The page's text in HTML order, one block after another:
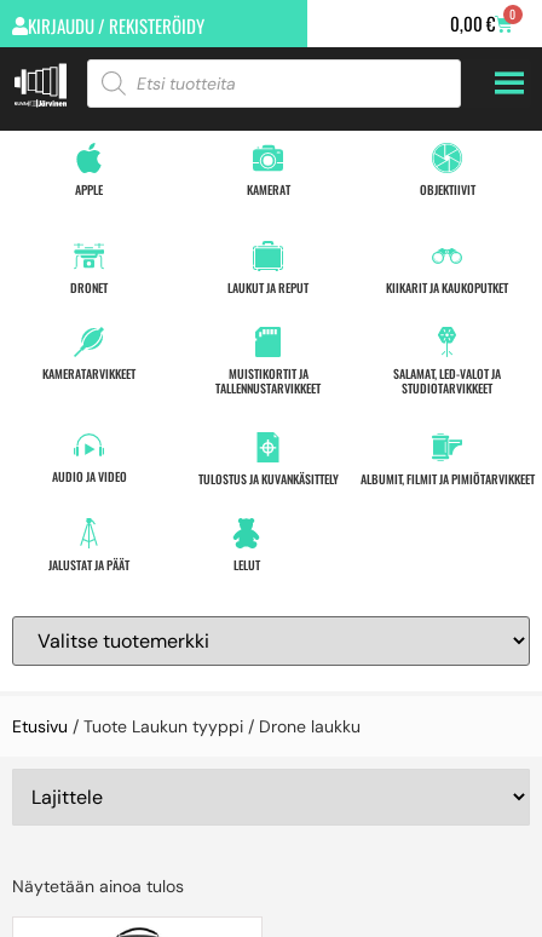
KIRJAUDU / REKISTERÖIDY 0,00€ 0
APPLE
DRONET
KAMERAT
LAUKUT JA REPUT
OBJEKTIIVIT
KIIKARIT JA KAUKOPUTKET
KAMERATARVIKKEET
AUDIO JA VIDEO
MUISTIKORTIT JA
TALLENNUSTARVIKKEET
TULOSTUS JA KUVANKÄSITTELY
SALAMAT, LED-VALOT JA
STUDIOTARVIKKEET
ALBUMIT, FILMIT JA PIMIÖTARVIKKEET
JALUSTAT JA PÄÄT LELUT
Etusivu / Tuote Laukun tyyppi / Drone laukku
Näytetään ainoa tulos